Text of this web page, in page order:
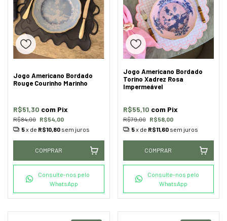
Jogo Americano Bordado
Rouge Courinho Marinho
R$84,00 R$54,00
R$51,30 com Pix
5x de R$10,80 sem juros
COMPRAR
Consulte-nos pelo
WhatsApp
Jogo Americano Bordado
Torino Xadrez Rosa
Impermeável
R$79,00 R$58,00
R$55,10 com Pix
5x de R$11,60 sem juros
COMPRAR
Consulte-nos pelo
WhatsApp